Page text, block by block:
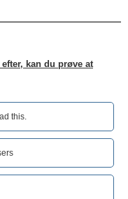
kan du prøve at
this.‎